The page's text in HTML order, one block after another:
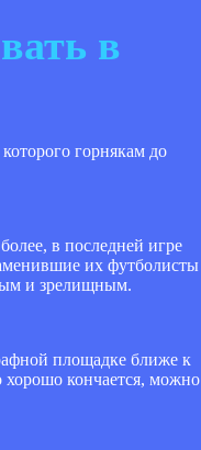
в
горнякам до
в последней игре
их футболисты
и зрелищным.
площадке ближе к
хорошо кончается, можно